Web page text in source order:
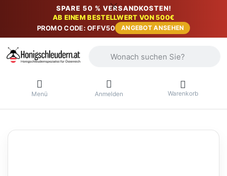
SPARE 50 % VERSANDKOSTEN!
AB EINEM BESTELLWERT VON 500€
PROMO CODE: OFFV50
ANGEBOT ANSEHEN
Menü Anmelden Warenkorb